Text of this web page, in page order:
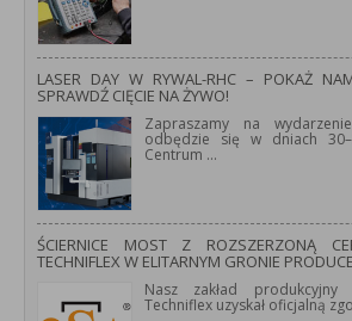
LASER DAY W RYWAL-RHC – POKAŻ
SPRAWDŹ CIĘCIE NA ŻYWO!
Zapraszamy na
odbędzie się w dniach
Centrum ...
ŚCIERNICE MOST Z ROZSZERZONĄ
TECHNIFLEX W ELITARNYM GRONIE
Nasz zakład produkcyjny
Techniflex uzyskał oficjalną